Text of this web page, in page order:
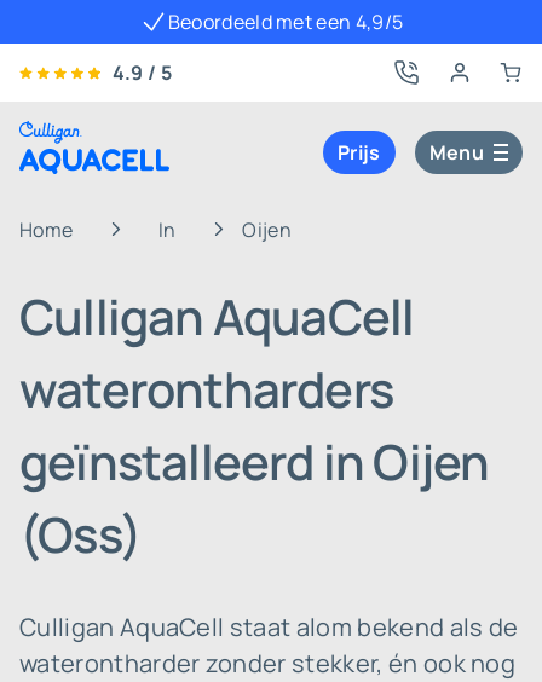
Beoordeeld met een 4,9/5
4.9 / 5
Prijs Menu
Home In Oijen
Culligan AquaCell
waterontharders
geïnstalleerd in Oijen
(Oss)
Culligan AquaCell staat alom bekend als de
waterontharder zonder stekker, én ook nog